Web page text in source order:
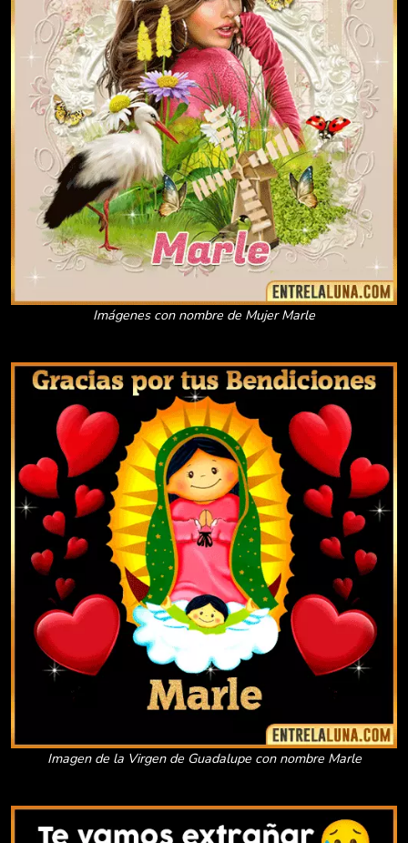
Imágenes con nombre de Mujer Marle
Imagen de la Virgen de Guadalupe con nombre Marle